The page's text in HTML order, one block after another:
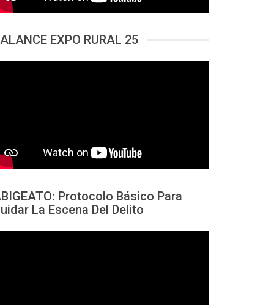
EXPO RURAL 25
Protocolo Básico Para
La Escena Del Delito